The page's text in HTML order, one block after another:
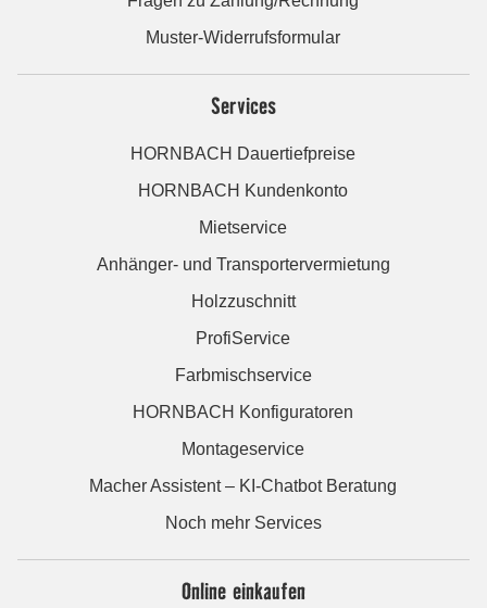
Muster-Widerrufsformular
Services
HORNBACH Dauertiefpreise
HORNBACH Kundenkonto
Mietservice
Anhänger- und Transportervermietung
Holzzuschnitt
ProfiService
Farbmischservice
HORNBACH Konfiguratoren
Montageservice
Macher Assistent – KI-Chatbot Beratung
Noch mehr Services
Online einkaufen